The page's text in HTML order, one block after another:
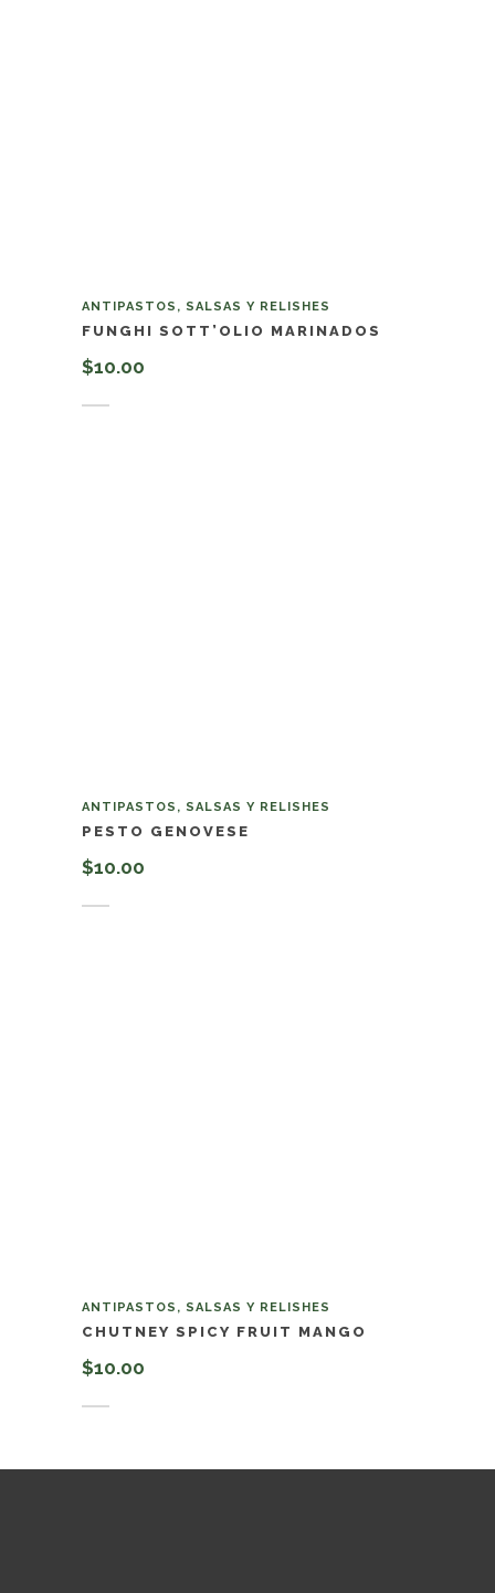
ANTIPASTOS, SALSAS Y RELISHES
FUNGHI SOTT’OLIO MARINADOS
$10.00
ANTIPASTOS, SALSAS Y RELISHES
PESTO GENOVESE
$10.00
ANTIPASTOS, SALSAS Y RELISHES
CHUTNEY SPICY FRUIT MANGO
$10.00